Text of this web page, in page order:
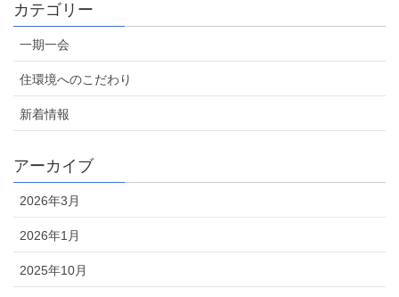
カテゴリー
一期一会
住環境へのこだわり
新着情報
アーカイブ
2026年3月
2026年1月
2025年10月